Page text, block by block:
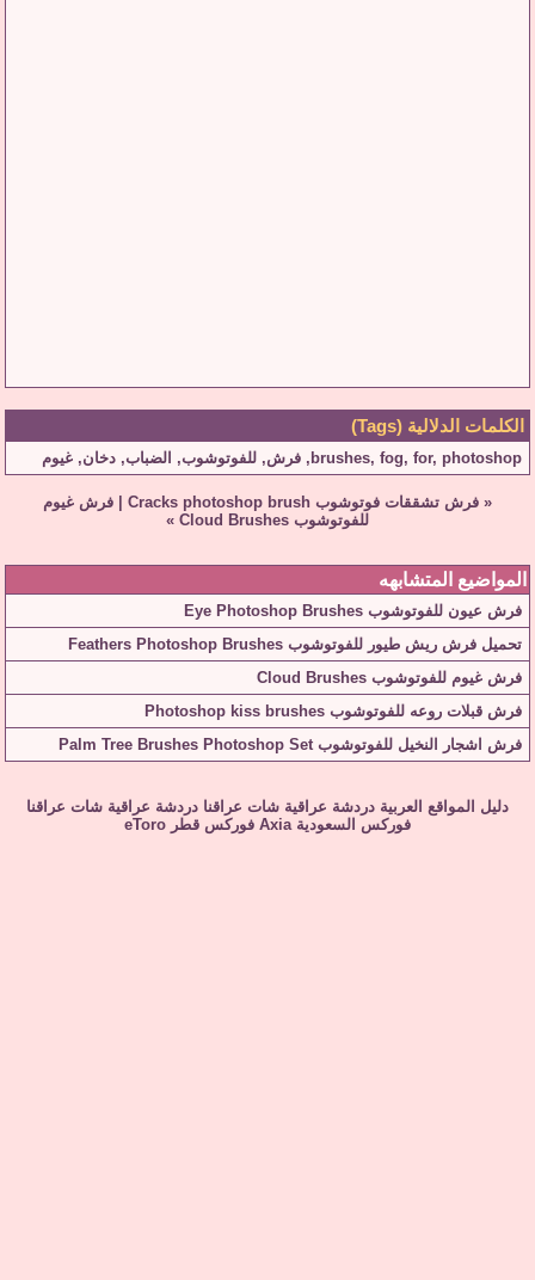
الكلمات الدلالية (Tags)
brushes, fog, for, photoshop
, فرش, للفوتوشوب, الضباب, دخان, غيوم
« فرش تشققات فوتوشوب Cracks photoshop brush
فرش غيوم
للفوتوشوب Cloud Brushes
»
المواضيع المتشابهه
فرش عيون للفوتوشوب Eye Photoshop Brushes
تحميل فرش ريش طيور للفوتوشوب Feathers Photoshop Brushes
فرش غيوم للفوتوشوب Cloud Brushes
فرش قبلات روعه للفوتوشوب Photoshop kiss brushes
فرش اشجار النخيل للفوتوشوب Palm Tree Brushes Photoshop Set
دليل المواقع العربية دردشة عراقية شات عراقنا دردشة عراقية شات عراقنا
فوركس السعودية Axia فوركس قطر eToro